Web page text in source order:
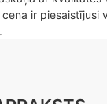
ir piesaistījusi